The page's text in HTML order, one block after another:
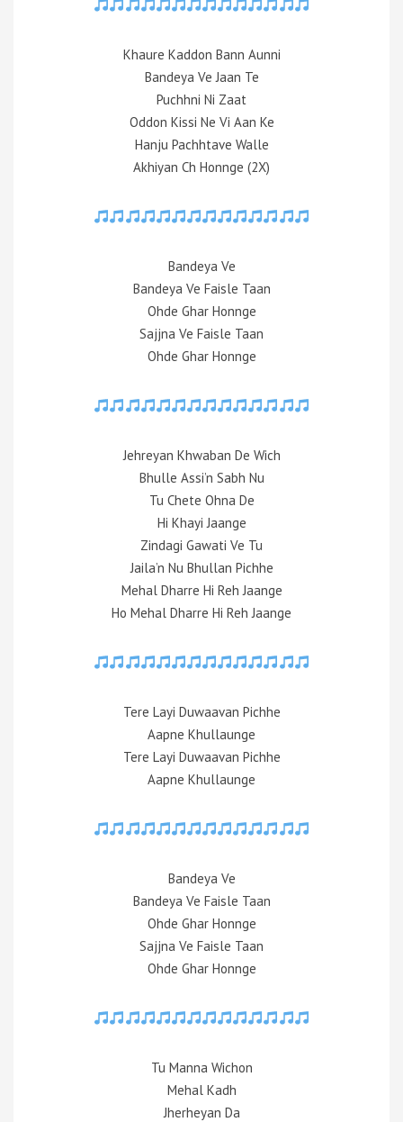
Khaure Kaddon Bann Aunni
Bandeya Ve Jaan Te
Puchhni Ni Zaat
Oddon Kissi Ne Vi Aan Ke
Hanju Pachhtave Walle
Akhiyan Ch Honnge (2X)
Bandeya Ve
Bandeya Ve Faisle Taan
Ohde Ghar Honnge
Sajjna Ve Faisle Taan
Ohde Ghar Honnge
Jehreyan Khwaban De Wich
Bhulle Assi’n Sabh Nu
Tu Chete Ohna De
Hi Khayi Jaange
Zindagi Gawati Ve Tu
Jaila’n Nu Bhullan Pichhe
Mehal Dharre Hi Reh Jaange
Ho Mehal Dharre Hi Reh Jaange
Tere Layi Duwaavan Pichhe
Aapne Khullaunge
Tere Layi Duwaavan Pichhe
Aapne Khullaunge
Bandeya Ve
Bandeya Ve Faisle Taan
Ohde Ghar Honnge
Sajjna Ve Faisle Taan
Ohde Ghar Honnge
Tu Manna Wichon
Mehal Kadh
Jherheyan Da